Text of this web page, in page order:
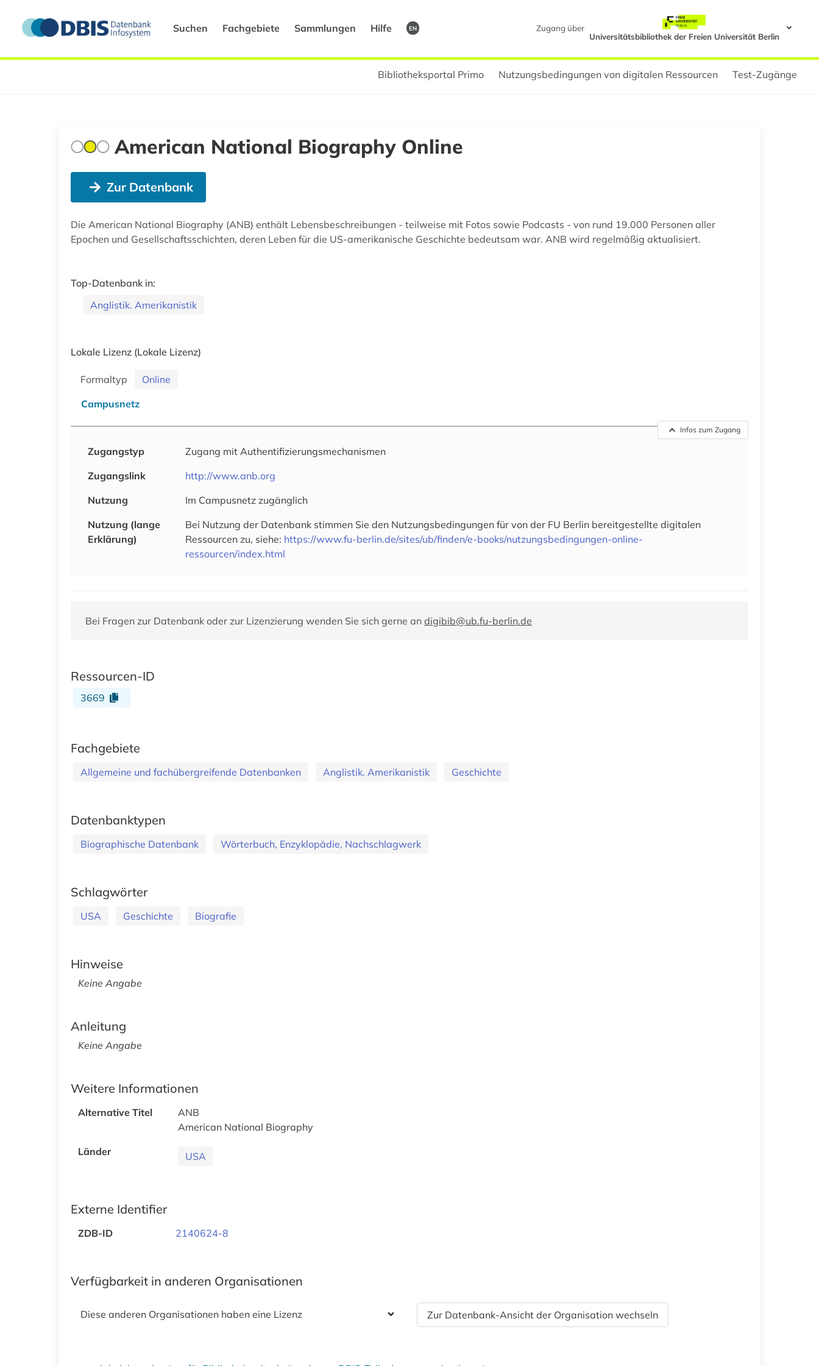
Suchen Fachgebiete Sammlungen Hilfe EN
Zugang über
Universitätsbibliothek der Freien Universität Berlin
Bibliotheksportal Primo Nutzungsbedingungen von digitalen Ressourcen Test-Zugänge
American National Biography Online
Zur Datenbank
Die American National Biography (ANB) enthält Lebensbeschreibungen - teilweise mit Fotos sowie Podcasts - von rund 19.000 Personen aller
Epochen und Gesellschaftsschichten, deren Leben für die US-amerikanische Geschichte bedeutsam war. ANB wird regelmäßig aktualisiert.
Top-Datenbank in:
Anglistik. Amerikanistik
Lokale Lizenz (Lokale Lizenz)
Formaltyp
Online
Campusnetz
Infos zum Zugang
Zugangstyp
Zugang mit Authentifizierungsmechanismen
Zugangslink
http://www.anb.org
Nutzung
Im Campusnetz zugänglich
Nutzung (lange
Erklärung)
Bei Nutzung der Datenbank stimmen Sie den Nutzungsbedingungen für von der FU Berlin bereitgestellte digitalen
Ressourcen zu, siehe: https://www.fu-berlin.de/sites/ub/finden/e-books/nutzungsbedingungen-online-
ressourcen/index.html
Bei Fragen zur Datenbank oder zur Lizenzierung wenden Sie sich gerne an digibib@ub.fu-berlin.de
Ressourcen-ID
3669
Fachgebiete
Allgemeine und fachübergreifende Datenbanken Anglistik. Amerikanistik Geschichte
Datenbanktypen
Biographische Datenbank Wörterbuch, Enzyklopädie, Nachschlagwerk
Schlagwörter
USA Geschichte Biografie
Hinweise
Keine Angabe
Anleitung
Keine Angabe
Weitere Informationen
Alternative Titel
ANB
American National Biography
Länder
USA
Externe Identifier
ZDB-ID 2140624-8
Verfügbarkeit in anderen Organisationen
Diese anderen Organisationen haben eine Lizenz Zur Datenbank-Ansicht der Organisation wechseln